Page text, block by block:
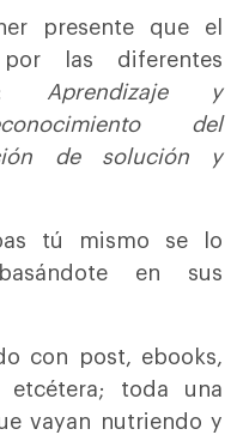
presente que el
las diferentes
Aprendizaje y
del
de solución y
tú mismo se lo
en sus
con post, ebooks,
etcétera; toda una
vayan nutriendo y